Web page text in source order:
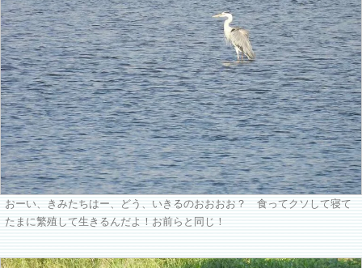
おーい、きみたちはー、どう、いきるのおおおお？ 食ってクソして寝て
たまに繁殖して生きるんだよ！お前らと同じ！